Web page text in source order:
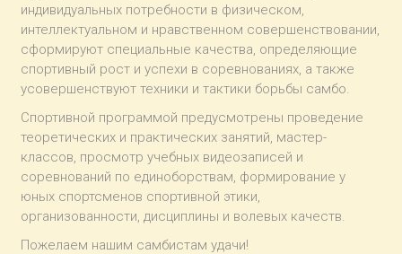
индивидуальных потребности в физическом,
интеллектуальном и нравственном совершенствовании,
сформируют специальные качества, определяющие
спортивный рост и успехи в соревнованиях, а также
усовершенствуют техники и тактики борьбы самбо.
Спортивной программой предусмотрены проведение
теоретических и практических занятий, мастер-
классов, просмотр учебных видеозаписей и
соревнований по единоборствам, формирование у
юных спортсменов спортивной этики,
организованности, дисциплины и волевых качеств.
Пожелаем нашим самбистам удачи!